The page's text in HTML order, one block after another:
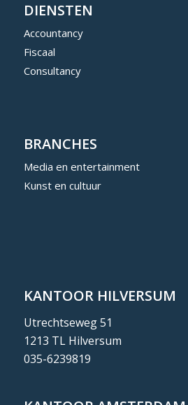
DIENSTEN
Accountancy
Fiscaal
Consultancy
BRANCHES
Media en entertainment
Kunst en cultuur
KANTOOR HILVERSUM
Utrechtseweg 51
1213 TL Hilversum
035-6239819